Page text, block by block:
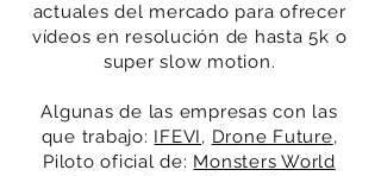
actuales del mercado para ofrecer
vídeos en resolución de hasta 5k o
super slow motion.
Algunas de las empresas con las
que trabajo: IFEVI, Drone Future,
Piloto oficial de: Monsters World